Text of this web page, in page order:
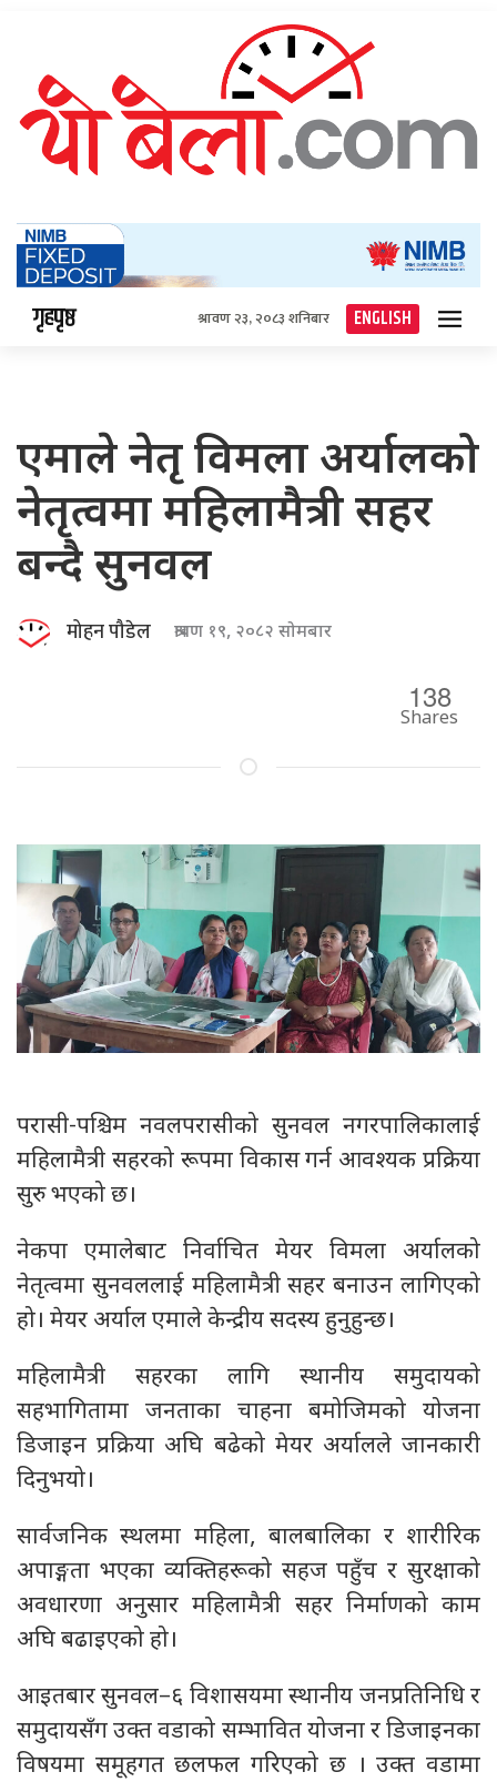
गृहपृष्ठ श्रावण २३, २०८३ शनिबार ENGLISH
एमाले नेतृ विमला अर्यालको
नेतृत्वमा महिलामैत्री सहर
बन्दै सुनवल
मोहन पौडेल श्रावण १९, २०८२ सोमबार
138
Shares
परासी-पश्चिम नवलपरासीको सुनवल नगरपालिकालाई
महिलामैत्री सहरको रूपमा विकास गर्न आवश्यक प्रक्रिया
सुरु भएको छ।
नेकपा एमालेबाट निर्वाचित मेयर विमला अर्यालको
नेतृत्वमा सुनवललाई महिलामैत्री सहर बनाउन लागिएको
हो। मेयर अर्याल एमाले केन्द्रीय सदस्य हुनुहुन्छ।
महिलामैत्री सहरका लागि स्थानीय समुदायको
सहभागितामा जनताका चाहना बमोजिमको योजना
डिजाइन प्रक्रिया अघि बढेको मेयर अर्यालले जानकारी
दिनुभयो।
सार्वजनिक स्थलमा महिला, बालबालिका र शारीरिक
अपाङ्गता भएका व्यक्तिहरूको सहज पहुँच र सुरक्षाको
अवधारणा अनुसार महिलामैत्री सहर निर्माणको काम
अघि बढाइएको हो।
आइतबार सुनवल–६ विशासयमा स्थानीय जनप्रतिनिधि र
समुदायसँग उक्त वडाको सम्भावित योजना र डिजाइनका
विषयमा समूहगत छलफल गरिएको छ । उक्त वडामा